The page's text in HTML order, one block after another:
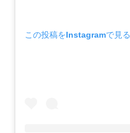
この投稿をInstagramで見る